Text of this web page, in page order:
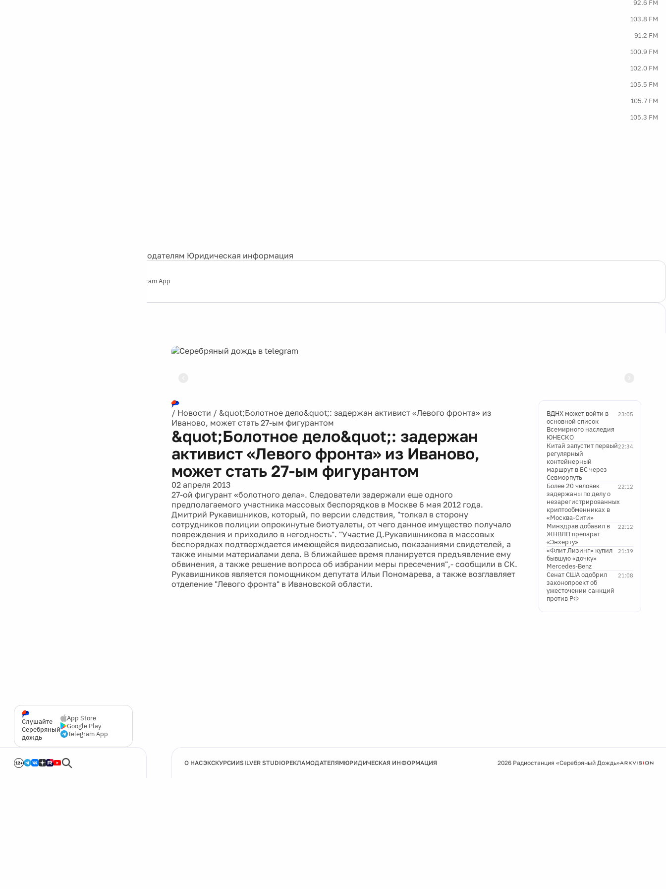
92.6 FM
103.8 FM
91.2 FM
100.9 FM
102.0 FM
105.5 FM
105.7 FM
105.3 FM
Рекламодателям Юридическая информация
Telegram App
Слушайте
Серебряный
дождь
App Store
Google Play
Telegram App
12+
/ Новости / &quot;Болотное дело&quot;: задержан активист «Левого фронта» из
Иваново, может стать 27-ым фигурантом
&quot;Болотное дело&quot;: задержан
активист «Левого фронта» из Иваново,
может стать 27-ым фигурантом
02 апреля 2013
27-ой фигурант «болотного дела». Следователи задержали еще одного
предполагаемого участника массовых беспорядков в Москве 6 мая 2012 года.
Дмитрий Рукавишников, который, по версии следствия, "толкал в сторону
сотрудников полиции опрокинутые биотуалеты, от чего данное имущество получало
повреждения и приходило в негодность". "Участие Д.Рукавишникова в массовых
беспорядках подтверждается имеющейся видеозаписью, показаниями свидетелей, а
также иными материалами дела. В ближайшее время планируется предъявление ему
обвинения, а также решение вопроса об избрании меры пресечения",- сообщили в СК.
Рукавишников является помощником депутата Ильи Пономарева, а также возглавляет
отделение "Левого фронта" в Ивановской области.
23:05
ВДНХ может войти в
основной список
Всемирного наследия
ЮНЕСКО
22:34
Китай запустит первый
регулярный
контейнерный
маршрут в ЕС через
Севморпуть
22:12
Более 20 человек
задержаны по делу о
незарегистрированных
криптообменниках в
«Москва-Сити»
22:12
Минздрав добавил в
ЖНВЛП препарат
«Энхерту»
21:39
«Флит Лизинг» купил
бывшую «дочку»
Mercedes-Benz
21:08
Сенат США одобрил
законопроект об
ужесточении санкций
против РФ
О НАСЭКСКУРСИИSILVER STUDIOРЕКЛАМОДАТЕЛЯМЮРИДИЧЕСКАЯ ИНФОРМАЦИЯ 2026 Радиостанция «Серебряный Дождь»